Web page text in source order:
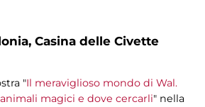
Casina delle Civette
"Il meraviglioso mondo di Wal.
magici e dove cercarli" nella